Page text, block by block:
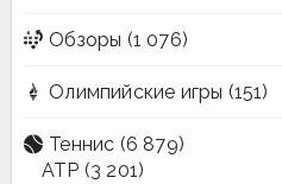
Обзоры (1 076)
Олимпийские игры (151)
Теннис (6 879)
ATP (3 201)